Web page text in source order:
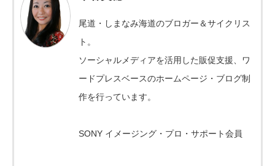
尾道・しまなみ海道のブロガー＆サイクリス
ト。
ソーシャルメディアを活用した販促支援、ワ
ードプレスベースのホームページ・ブログ制
作を行っています。
SONY イメージング・プロ・サポート会員